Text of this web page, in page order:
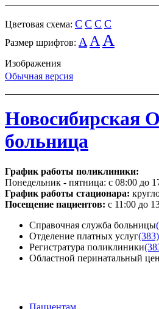
Цветовая схема: C C C C
Размер шрифтов: A A A
Изображения
Обычная версия
Новосибирская
больница
График работы поликлиники:
Понедельник - пятница: с 08:00 до
График работы стационара:
Посещение пациентов: с 11:00 до
Справочная служба больницы
Отделение платных услуг
Регистратура поликлиники
Областной перинатальный
Пациентам